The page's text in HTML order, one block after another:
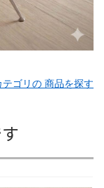
テゴリの 商品を探す